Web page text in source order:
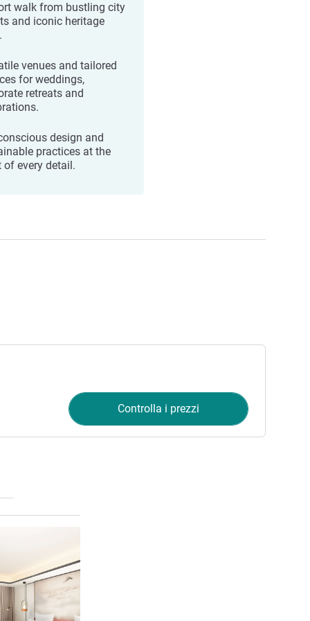
walk from bustling city
and iconic heritage
venues and tailored
for weddings,
retreats and
design and
practices at the
of every detail.
Controlla i prezzi